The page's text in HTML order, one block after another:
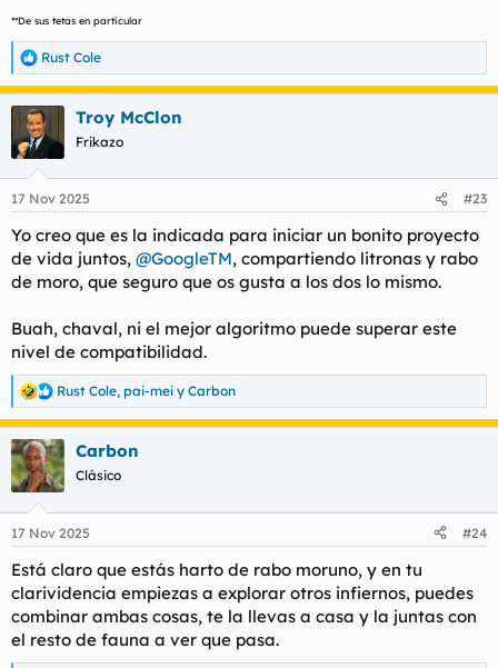
**De sus tetas en particular
R
e
a
c
i
e
:
Rust Cole
Troy McClon
Frikazo
17 Nov 2025 #23
Yo creo que es la indicada para iniciar un bonito proyecto
de vida juntos, @GoogleTM, compartiendo litronas y rabo
de moro, que seguro que os gusta a los dos lo mismo.
Buah, chaval, ni el mejor algoritmo puede superar este
nivel de compatibilidad.
R
e
a
c
c
i
e
:
Rust Cole, pai-mei y Carbon
Carbon
Clásico
17 Nov 2025 #24
Está claro que estás harto de rabo moruno, y en tu
clarividencia empiezas a explorar otros infiernos, puedes
combinar ambas cosas, te la llevas a casa y la juntas con
el resto de fauna a ver que pasa.